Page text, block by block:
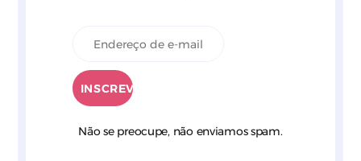
Não se preocupe, não enviamos spam.